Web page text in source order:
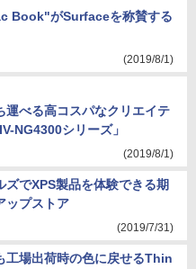
Book"がSurfaceを称賛する
(2019/8/1)
運べる高コスパなクリエイテ
NG4300シリーズ」
(2019/8/1)
ズでXPS製品を体験できる期
ップストア
(2019/7/31)
工場出荷時の色に戻せるThin